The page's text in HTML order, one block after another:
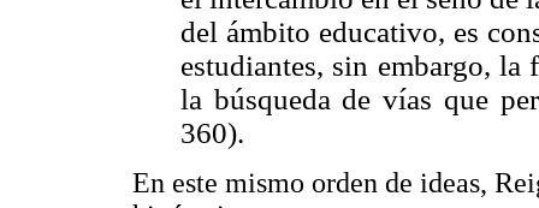
del ámbito educativo, es
estudiantes, sin embargo,
la búsqueda de vías que
360).
En este mismo orden de ideas,